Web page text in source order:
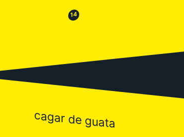
😒 14 😂
cagar de guata